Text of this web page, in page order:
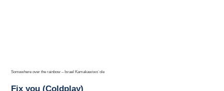
Somewhere over the rainbow – Israel Kamakawiwo´ole
Fix you (Coldplay)